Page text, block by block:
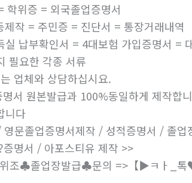
학위증 = 외국졸업증명서
작 = 주민증 = 진단서 = 통장거래내역
납부확인서 = 4대보험 가입증명서 =
필요한 각종 서류
업체와 상담하십시요.
서 원본발급과 100%동일하게 제작합
니다
문졸업증명서제작 / 성적증명서 / 졸
명서 / 아포스티유 제작 >>
조♣졸업장발급♣문의 =>【▶ㅋㅏ_